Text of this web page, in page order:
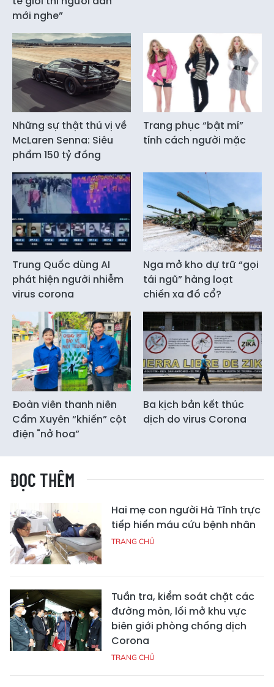
mới nghe”
Những sự thật thú vị về
McLaren Senna: Siêu
phẩm 150 tỷ đồng
Trang phục “bật mí”
tính cách người mặc
Trung Quốc dùng AI
phát hiện người nhiễm
virus corona
Nga mở kho dự trữ “gọi
tái ngũ” hàng loạt
chiến xa đồ cổ?
Đoàn viên thanh niên
Cẩm Xuyên “khiến” cột
điện "nở hoa”
Ba kịch bản kết thúc
dịch do virus Corona
ĐỌC THÊM
Hai mẹ con người Hà Tĩnh trực
tiếp hiến máu cứu bệnh nhân
TRANG CHỦ
Tuần tra, kiểm soát chặt các
đường mòn, lối mở khu vực
biên giới phòng chống dịch
Corona
TRANG CHỦ